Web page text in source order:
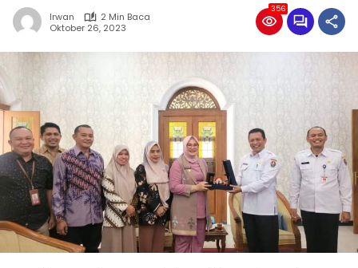
Irwan
2 Min Baca
Oktober 26, 2023
356